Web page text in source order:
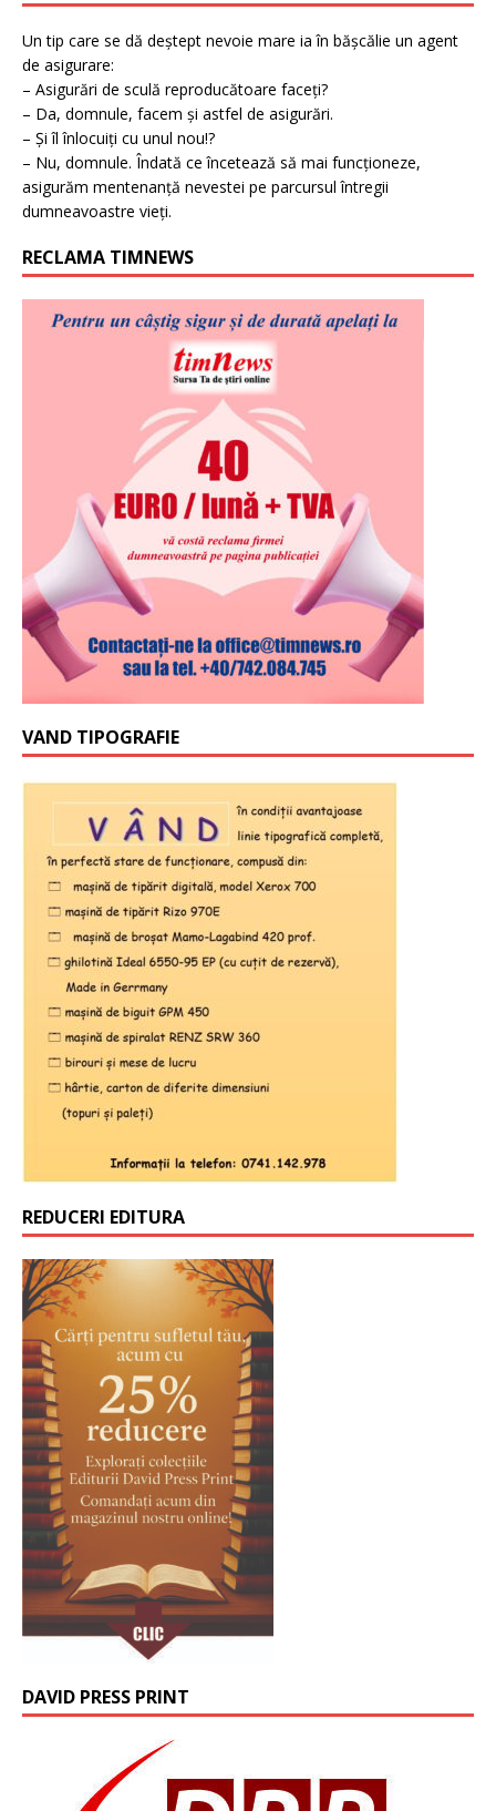
Un tip care se dă deștept nevoie mare ia în bășcălie un agent
de asigurare:
– Asigurări de sculă reproducătoare faceți?
– Da, domnule, facem și astfel de asigurări.
– Și îl înlocuiți cu unul nou!?
– Nu, domnule. Îndată ce încetează să mai funcționeze,
asigurăm mentenanță nevestei pe parcursul întregii
dumneavoastre vieți.
RECLAMA TIMNEWS
VAND TIPOGRAFIE
REDUCERI EDITURA
DAVID PRESS PRINT